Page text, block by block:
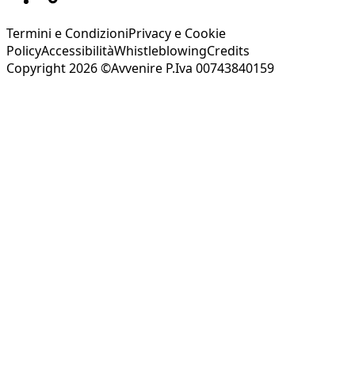
Termini e CondizioniPrivacy e Cookie
PolicyAccessibilitàWhistleblowingCredits
Copyright 2026 ©Avvenire P.Iva 00743840159